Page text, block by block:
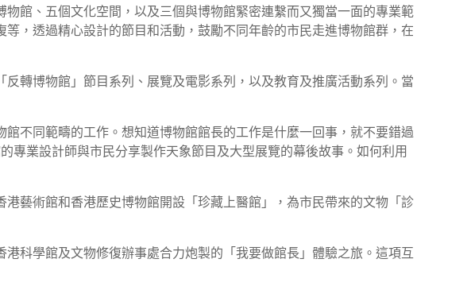
館、五個文化空間，以及三個與博物館緊密連繫而又獨當一面的專業範
，透過精心設計的節目和活動，鼓勵不同年齡的市民走進博物館群，在
轉博物館」節目系列、展覽及電影系列，以及教育及推廣活動系列。當
不同範疇的工作。想知道博物館館長的工作是什麼一回事，就不要錯過
專業設計師與市民分享製作天象節目及大型展覽的幕後故事。如何利用
藝術館和香港歷史博物館開設「珍藏上醫館」，為市民帶來的文物「診
科學館及文物修復辦事處合力炮製的「我要做館長」體驗之旅。這項互